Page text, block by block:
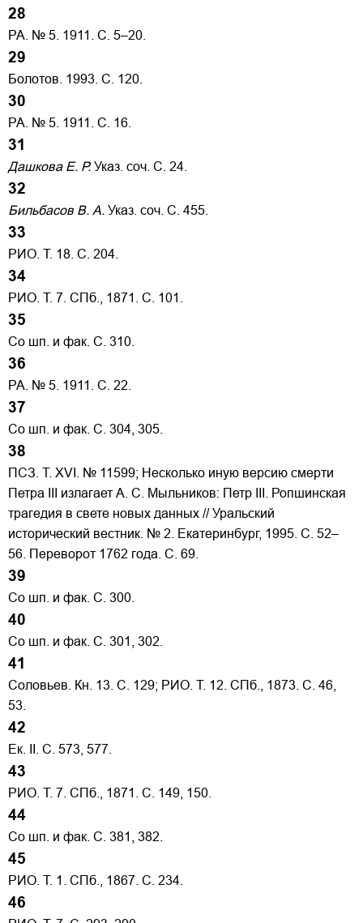
28
РА. № 5. 1911. С. 5–20.
29
Болотов. 1993. С. 120.
30
РА. № 5. 1911. С. 16.
31
Дашкова Е. Р. Указ. соч. С. 24.
32
Бильбасов В. А. Указ. соч. С. 455.
33
РИО. Т. 18. С. 204.
34
РИО. Т. 7. СПб., 1871. С. 101.
35
Со шп. и фак. С. 310.
36
РА. № 5. 1911. С. 22.
37
Со шп. и фак. С. 304, 305.
38
ПСЗ. Т. XVI. № 11599; Несколько иную версию смерти
Петра III излагает А. С. Мыльников: Петр III. Ропшинская
трагедия в свете новых данных // Уральский
исторический вестник. № 2. Екатеринбург, 1995. С. 52–
56. Переворот 1762 года. С. 69.
39
Со шп. и фак. С. 300.
40
Со шп. и фак. С. 301, 302.
41
Соловьев. Кн. 13. С. 129; РИО. Т. 12. СПб., 1873. С. 46,
53.
42
Ек. II. С. 573, 577.
43
РИО. Т. 7. СПб., 1871. С. 149, 150.
44
Со шп. и фак. С. 381, 382.
45
РИО. Т. 1. СПб., 1867. С. 234.
46